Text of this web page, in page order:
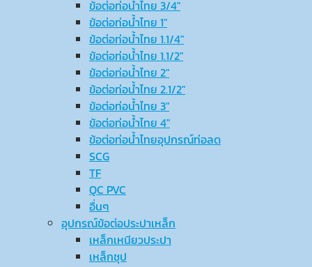
ข้อต่อท่อน้ำไทย 3/4″
ข้อต่อท่อน้ำไทย 1″
ข้อต่อท่อน้ำไทย 1.1/4″
ข้อต่อท่อน้ำไทย 1.1/2″
ข้อต่อท่อน้ำไทย 2″
ข้อต่อท่อน้ำไทย 2.1/2″
ข้อต่อท่อน้ำไทย 3″
ข้อต่อท่อน้ำไทย 4″
ข้อต่อท่อน้ำไทยอุปกรณ์ท่อลด
SCG
TF
QC PVC
อื่นๆ
อุปกรณ์ข้อต่อประปาเหล็ก
เหล็กเหนียวประปา
เหล็กชุป